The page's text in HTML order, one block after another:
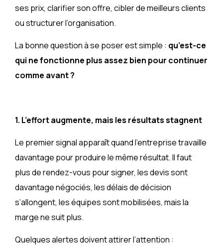
ses prix, clarifier son offre, cibler de meilleurs clients
ou structurer l’organisation.
La bonne question à se poser est simple : qu’est-ce
qui ne fonctionne plus assez bien pour continuer
comme avant ?
1. L’effort augmente, mais les résultats stagnent
Le premier signal apparaît quand l’entreprise travaille
davantage pour produire le même résultat. Il faut
plus de rendez-vous pour signer, les devis sont
davantage négociés, les délais de décision
s’allongent, les équipes sont mobilisées, mais la
marge ne suit plus.
Quelques alertes doivent attirer l’attention :